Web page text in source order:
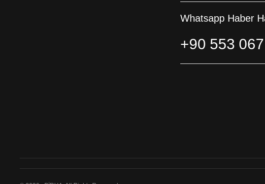
Whatsapp Haber
+90 553